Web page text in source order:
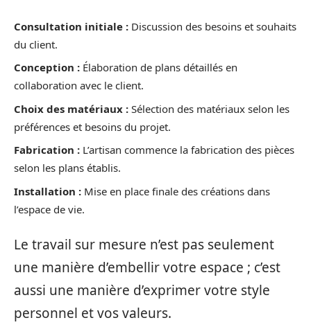
Consultation initiale : Discussion des besoins et souhaits
du client.
Conception : Élaboration de plans détaillés en
collaboration avec le client.
Choix des matériaux : Sélection des matériaux selon les
préférences et besoins du projet.
Fabrication : L’artisan commence la fabrication des pièces
selon les plans établis.
Installation : Mise en place finale des créations dans
l’espace de vie.
Le travail sur mesure n’est pas seulement
une manière d’embellir votre espace ; c’est
aussi une manière d’exprimer votre style
personnel et vos valeurs.